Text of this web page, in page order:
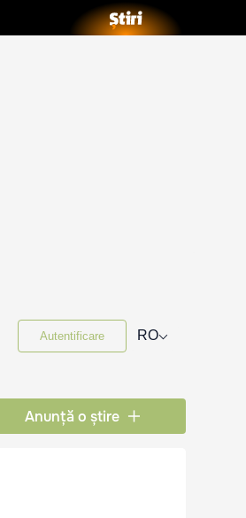
Autentificare RO⌵
Anunță o știre